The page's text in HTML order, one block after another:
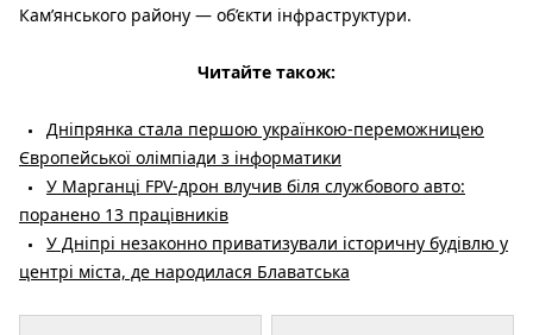
Кам’янського району — об’єкти інфраструктури.
Читайте також:
Дніпрянка стала першою українкою-переможницею
Європейської олімпіади з інформатики
У Марганці FPV-дрон влучив біля службового авто:
поранено 13 працівників
У Дніпрі незаконно приватизували історичну будівлю у
центрі міста, де народилася Блаватська